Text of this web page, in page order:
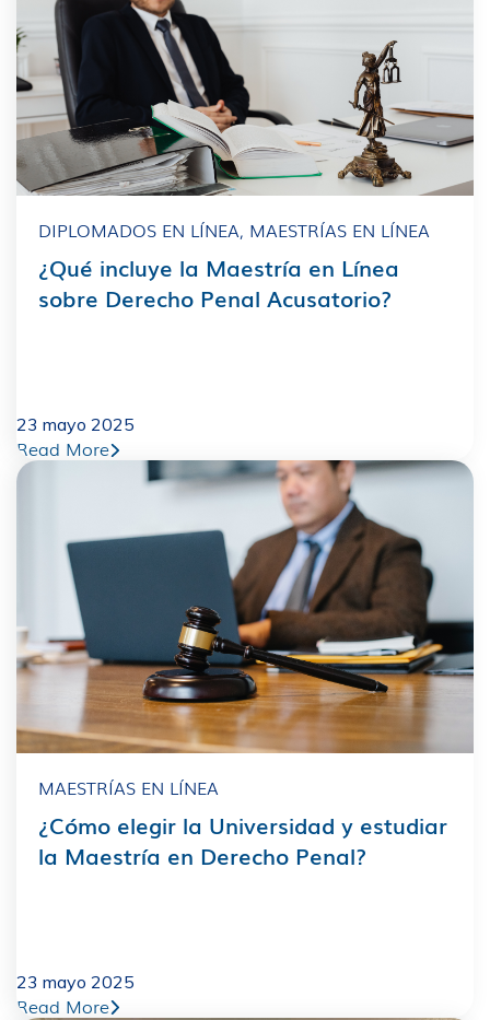
DIPLOMADOS EN LÍNEA, MAESTRÍAS EN LÍNEA
¿Qué incluye la Maestría en Línea
sobre Derecho Penal Acusatorio?
23 mayo 2025
Read More
MAESTRÍAS EN LÍNEA
¿Cómo elegir la Universidad y estudiar
la Maestría en Derecho Penal?
23 mayo 2025
Read More